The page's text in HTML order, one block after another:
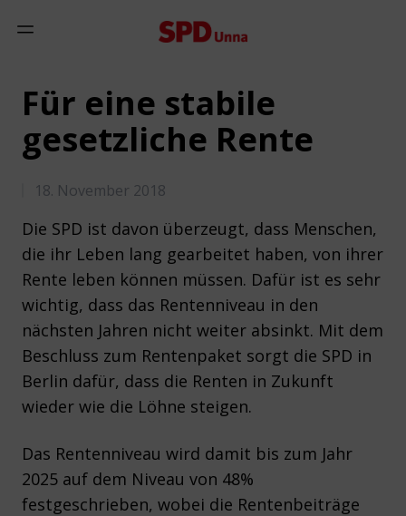
Mobiles Menü anzeigen
Für eine stabile
gesetzliche Rente
18. November 2018
Die SPD ist davon überzeugt, dass Menschen,
die ihr Leben lang gearbeitet haben, von ihrer
Rente leben können müssen. Dafür ist es sehr
wichtig, dass das Rentenniveau in den
nächsten Jahren nicht weiter absinkt. Mit dem
Beschluss zum Rentenpaket sorgt die SPD in
Berlin dafür, dass die Renten in Zukunft
wieder wie die Löhne steigen.
Das Rentenniveau wird damit bis zum Jahr
2025 auf dem Niveau von 48%
festgeschrieben, wobei die Rentenbeiträge